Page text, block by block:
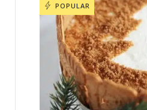
POPULAR